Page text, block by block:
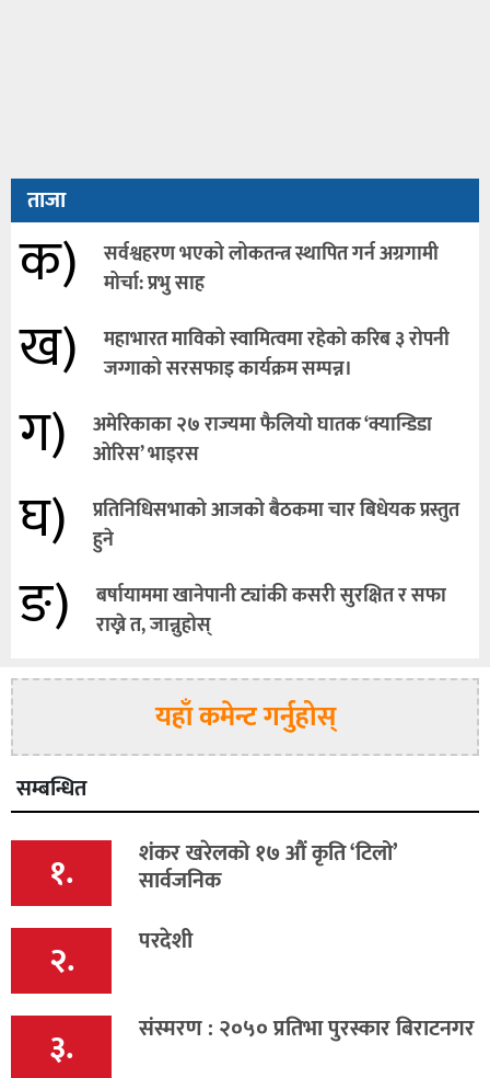
ताजा
क)
सर्वश्वहरण भएको लोकतन्त्र स्थापित गर्न अग्रगामी
मोर्चा: प्रभु साह
ख)
महाभारत माविको स्वामित्वमा रहेको करिब ३ रोपनी
जग्गाको सरसफाइ कार्यक्रम सम्पन्न।
ग)
अमेरिकाका २७ राज्यमा फैलियाे घातक ‘क्यान्डिडा
ओरिस’ भाइरस
घ)
प्रतिनिधिसभाको आजको बैठकमा चार बिधेयक प्रस्तुत
हुने
ङ)
बर्षायाममा खानेपानी ट्यांकी कसरी सुरक्षित र सफा
राख्ने त, जान्नुहोस्
यहाँ कमेन्ट गर्नुहोस्
सम्बन्धित
१. शंकर खरेलको १७ औं कृति ‘टिलो’
सार्वजनिक
२. परदेशी
३. संस्मरण : २०५० प्रतिभा पुरस्कार बिराटनगर